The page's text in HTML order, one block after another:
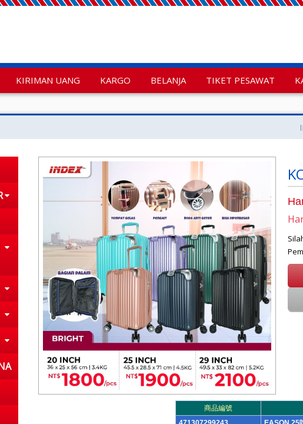
KIRIMAN UANG KARGO BELANJA TIKET PESAWAT
商品編號